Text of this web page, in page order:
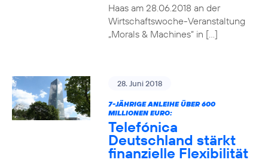
Haas am 28.06.2018 an der
Wirtschaftswoche-Veranstaltung
„Morals & Machines“ in […]
28. Juni 2018
7-JÄHRIGE ANLEIHE ÜBER 600
MILLIONEN EURO:
Telefónica
Deutschland stärkt
finanzielle Flexibilität